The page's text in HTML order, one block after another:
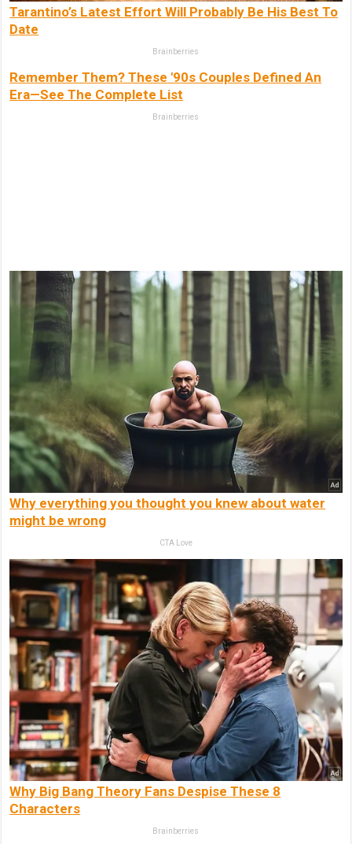
Tarantino’s Latest Effort Will Probably Be His Best To
Date
Brainberries
Remember Them? These '90s Couples Defined An
Era—See The Complete List
Brainberries
Why everything you thought you knew about water
might be wrong
CTA Love
Why Big Bang Theory Fans Despise These 8
Characters
Brainberries